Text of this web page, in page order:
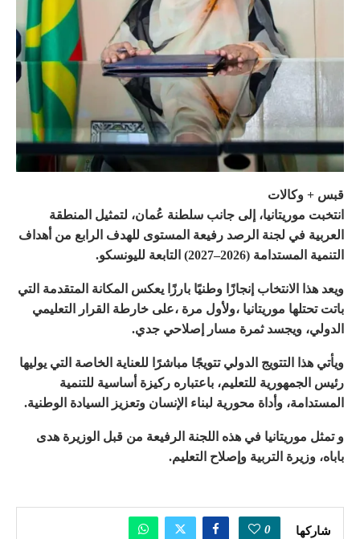
قبس + وكالات
انتخبت موريتانيا، إلى جانب سلطنة عُمان، لتمثيل المنطقة
العربية في لجنة الرصد رفيعة المستوى للهدف الرابع من أهداف
التنمية المستدامة (2026–2027) التابعة لليونسكو.
ويعد هذا الانتخاب إنجازًا وطنيًا بارزًا يعكس المكانة المتقدمة التي
باتت تحتلها موريتانيا ،ولأول مرة ،على خارطة القرار التعليمي
الدولي، ويجسد ثمرة مسار إصلاحي جدي.
ويأتي هذا التتويج الدولي تتويجًا مباشرًا للعناية الخاصة التي يوليها
رئيس الجمهورية للتعليم، باعتباره ركيزة أساسية للتنمية
المستدامة، وأداة محورية لبناء الإنسان وتعزيز السيادة الوطنية.
و تمثل موريتانيا في هذه اللجنة الرفيعة من قبل الوزيرة هدى
باباه، وزيرة التربية وإصلاح التعليم.
شاركها 0